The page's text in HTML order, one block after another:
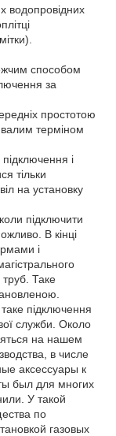
водопровідних
способом
за
простотою
терміном
і
тільки
на установку
підключити
В кінці
і
труб. Таке
підключення
служби. Около
на нашем
в числе
аксессуары к
был для многих
У такой
по
газовых